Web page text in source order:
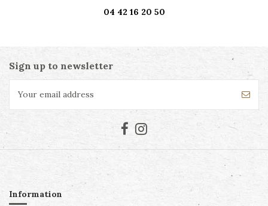
04 42 16 20 50
Sign up to newsletter
Information